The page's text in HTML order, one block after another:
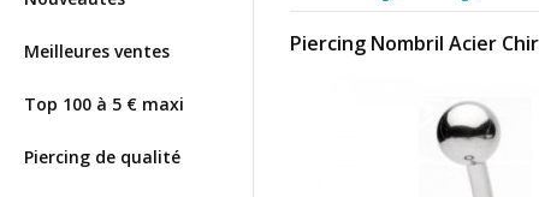
Meilleures ventes
Top 100 à 5 € maxi
Piercing de qualité
Piercing Nombril Acier